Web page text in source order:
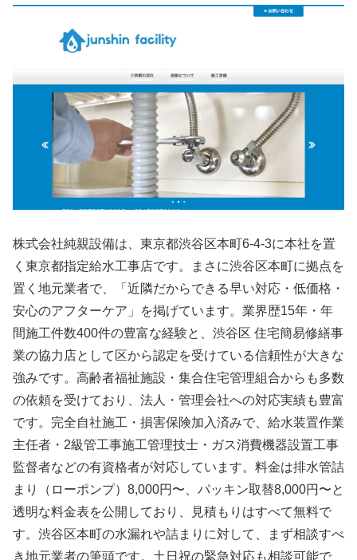
株式会社純親設備は、東京都渋谷区本町6-4-3に本社を置
く東京都指定給水工事店です。まさに渋谷区本町に拠点を
置く地元業者で、「近隣だからできる早い対応・低価格・
安心のアフターケア」を掲げています。業界歴15年・年
間施工件数400件の豊富な経験と、渋谷区 住宅簡易修繕事
業の協力店として区から認定を受けている信頼性が大きな
強みです。高齢者福祉施設・集合住宅管理組合からも多数
の依頼を受けており、法人・管理会社への対応実績も豊富
です。完全自社施工・損害保険加入済みで、給水装置作業
主任者・2級管工事施工管理技士・ガス消費機器設置工事
監督者などの有資格者が対応しています。料金は排水管詰
まり（ローポンプ）8,000円〜、パッキン取替8,000円〜と
透明な料金表を公開しており、見積もりはすべて無料で
す。渋谷区本町の水漏れや詰まりに対して、まず相談すべ
き地元業者の筆頭です。土日祝の緊急対応も相談可能で